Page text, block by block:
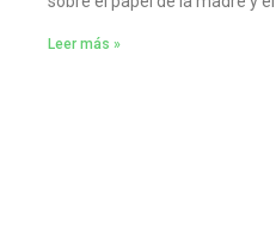
Leer más »